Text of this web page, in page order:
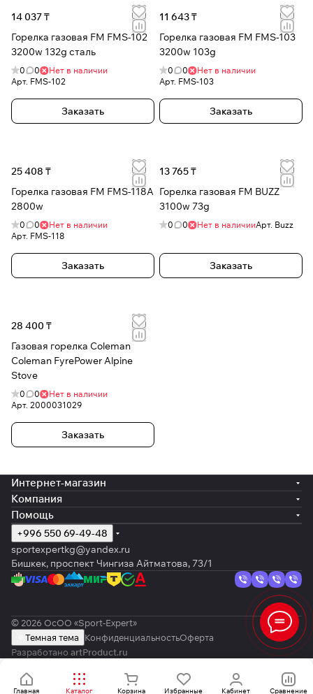
14 037 ₸
Горелка газовая FM FMS-102
3200w 132g сталь
0 0
Нет в наличии
Арт. FMS-102
Заказать
11 643 ₸
Горелка газовая FM FMS-103
3200w 103g
0 0
Нет в наличии
Арт. FMS-103
Заказать
25 408 ₸
Горелка газовая FM FMS-118A
2800w
0 0
Нет в наличии
Арт. FMS-118
Заказать
13 765 ₸
Горелка газовая FM BUZZ
3100w 73g
0 0 Нет в наличииАрт. Buzz
Заказать
28 400 ₸
Газовая горелка Coleman
Coleman FyrePower Alpine
Stove
0 0
Нет в наличии
Арт. 2000031029
Заказать
Главная Каталог Корзина Избранные Кабинет Сравнение
Интернет-магазин
Компания
Помощь
+996 550 69-49-48
sportexpertkg@yandex.ru
Бишкек, проспект Чингиза Айтматова, 73/1
© 2026 ОсОО «Sport-Expert»
Темная тема
КонфиденциальностьОферта
Разработано artProduct.ru